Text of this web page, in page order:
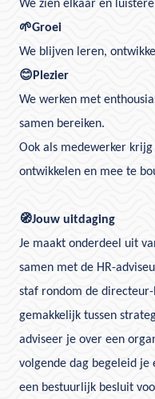
We zien elkaar en
🌱Groei
We blijven leren,
😊 Plezier
We werken met
samen bereiken.
Ook als medewerker
ontwikkelen en mee te
🧭Jouw uitdaging
Je maakt onderdeel uit
samen met de HR-
staf rondom de
gemakkelijk tussen
adviseer je over een
volgende dag begeleid
een bestuurlijk besluit